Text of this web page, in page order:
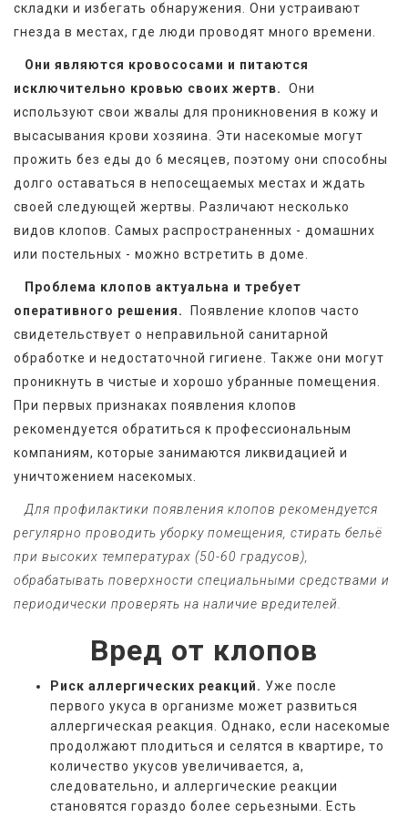
складки и избегать обнаружения. Они устраивают
гнезда в местах, где люди проводят много времени.
Они являются кровососами и питаются
исключительно кровью своих жертв.
Они
используют свои жвалы для проникновения в кожу и
высасывания крови хозяина. Эти насекомые могут
прожить без еды до 6 месяцев, поэтому они способны
долго оставаться в непосещаемых местах и ждать
своей следующей жертвы. Различают несколько
видов клопов. Самых распространенных - домашних
или постельных - можно встретить в доме.
Проблема клопов актуальна и требует
оперативного решения.
Появление клопов часто
свидетельствует о неправильной санитарной
обработке и недостаточной гигиене. Также они могут
проникнуть в чистые и хорошо убранные помещения.
При первых признаках появления клопов
рекомендуется обратиться к профессиональным
компаниям, которые занимаются ликвидацией и
уничтожением насекомых.
Для профилактики появления клопов рекомендуется
регулярно проводить уборку помещения, стирать бельё
при высоких температурах (50-60 градусов),
обрабатывать поверхности специальными средствами и
периодически проверять на наличие вредителей.
Вред от клопов
Риск аллергических реакций. Уже после
первого укуса в организме может развиться
аллергическая реакция. Однако, если насекомые
продолжают плодиться и селятся в квартире, то
количество укусов увеличивается, а,
следовательно, и аллергические реакции
становятся гораздо более серьезными. Есть